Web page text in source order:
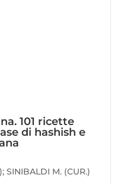
101 ricette
di hashish e
SINIBALDI M. (CUR.)